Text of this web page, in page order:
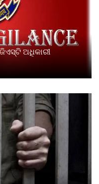
ଅଧିକାରୀ